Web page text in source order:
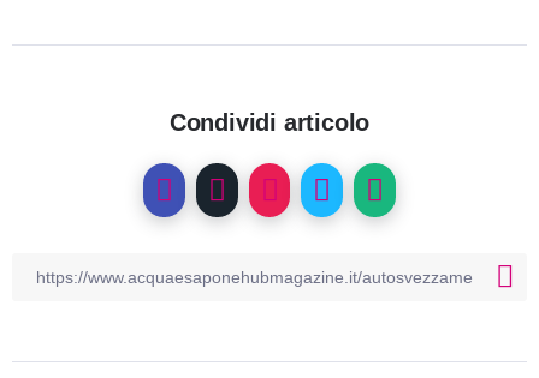
Condividi articolo